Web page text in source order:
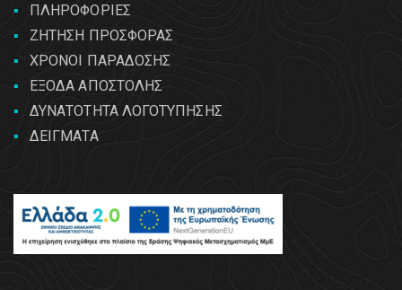
ΠΛΗΡΟΦΟΡΙΕΣ
ΖΗΤΗΣΗ ΠΡΟΣΦΟΡΑΣ
ΧΡΟΝΟΙ ΠΑΡΑΔΟΣΗΣ
ΕΞΟΔΑ ΑΠΟΣΤΟΛΗΣ
ΔΥΝΑΤΟΤΗΤΑ ΛΟΓΟΤΥΠΗΣΗΣ
ΔΕΙΓΜΑΤΑ